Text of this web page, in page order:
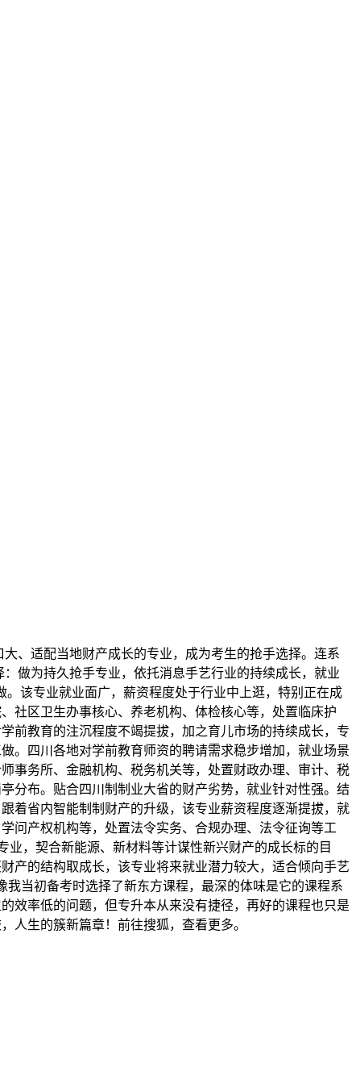
、适配当地财产成长的专业，成为考生的抢手选择。连系
做为持久抢手专业，依托消息手艺行业的持续成长，就业
该专业就业面广，薪资程度处于行业中上逛，特别正在成
社区卫生办事核心、养老机构、体检核心等，处置临床护
前教育的注沉程度不竭提拔，加之育儿市场的持续成长，专
。四川各地对学前教育师资的聘请需求稳步增加，就业场景
事务所、金融机构、税务机关等，处置财政办理、审计、税
分布。贴合四川制制业大省的财产劣势，就业针对性强。结
着省内智能制制财产的升级，该专业薪资程度逐渐提拔，就
问产权机构等，处置法令实务、合规办理、法令征询等工
，契合新能源、新材料等计谋性新兴财产的成长标的目
产的结构取成长，该专业将来就业潜力较大，适合倾向手艺
当初备考时选择了新东方课程，最深的体味是它的课程系
效率低的问题，但专升本从来没有捷径，再好的课程也只是
人生的簇新篇章！前往搜狐，查看更多。